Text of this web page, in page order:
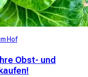
Hof
Obst- und